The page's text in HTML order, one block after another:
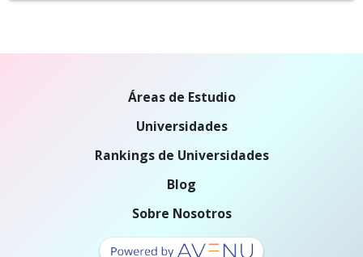
Áreas de Estudio
Universidades
Rankings de Universidades
Blog
Sobre Nosotros